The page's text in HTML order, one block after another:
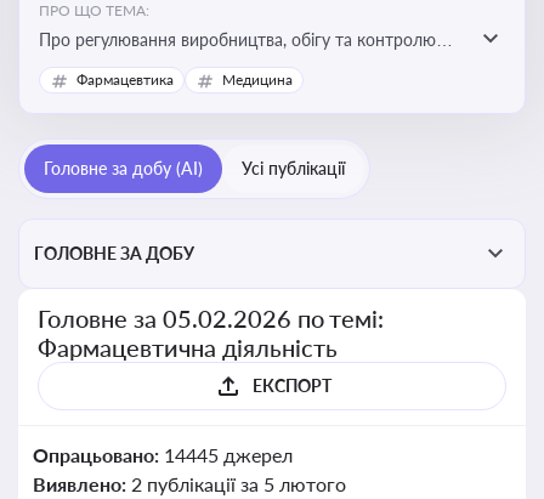
ПРО ЩО ТЕМА:
Про регулювання виробництва, обігу та контролю
лікарських засобів для легальної роботи компаній та
аптек, з дотриманням стандартів якості та безпеки
Фармацевтика Медицина
Головне за добу (AI) Усі публікації
ГОЛОВНЕ ЗА ДОБУ
Головне за 05.02.2026 по темі:
Фармацевтична діяльність
ЕКСПОРТ
Опрацьовано: 14445 джерел
Виявлено: 2 публікації за 5 лютого